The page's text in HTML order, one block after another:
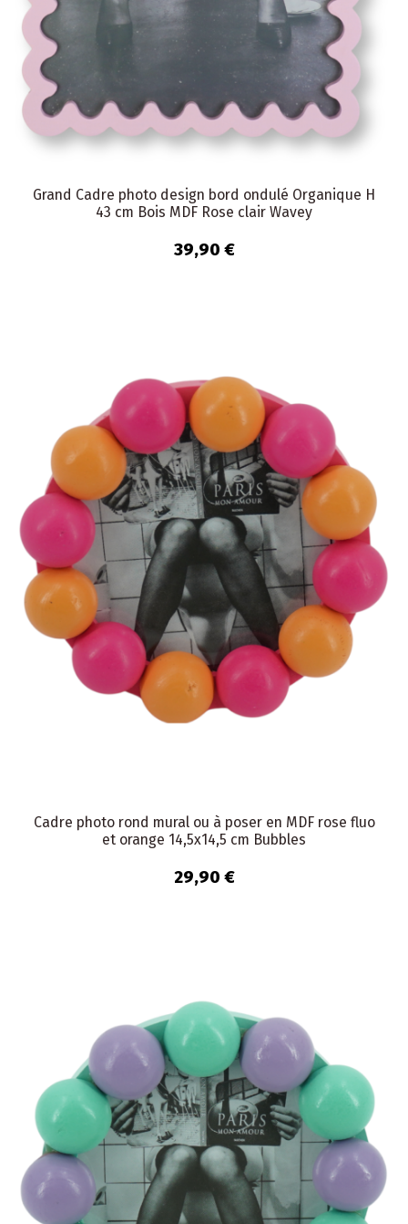
Grand Cadre photo design bord ondulé Organique H
43 cm Bois MDF Rose clair Wavey
39,90 €
Cadre photo rond mural ou à poser en MDF rose fluo
et orange 14,5x14,5 cm Bubbles
29,90 €